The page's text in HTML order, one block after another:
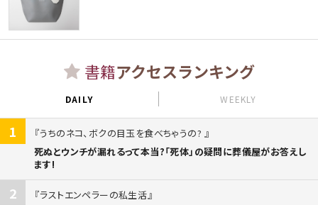
書籍アクセスランキング
DAILY WEEKLY
1
うちのネコ、ボクの目玉を食べちゃうの?
死ぬとウンチが漏れるって本当?「死体」の疑問に葬儀屋がお答えし
ます!
2
ラストエンペラーの私生活